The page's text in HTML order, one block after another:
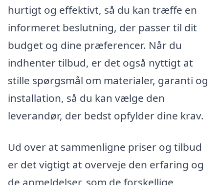
hurtigt og effektivt, så du kan træffe en
informeret beslutning, der passer til dit
budget og dine præferencer. Når du
indhenter tilbud, er det også nyttigt at
stille spørgsmål om materialer, garanti og
installation, så du kan vælge den
leverandør, der bedst opfylder dine krav.
Ud over at sammenligne priser og tilbud
er det vigtigt at overveje den erfaring og
de anmeldelser, som de forskellige